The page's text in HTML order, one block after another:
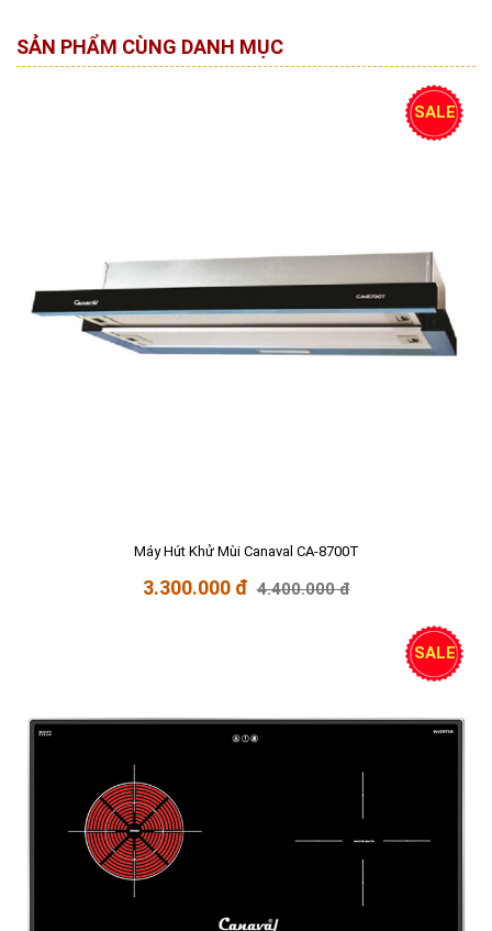
SẢN PHẨM CÙNG DANH MỤC
SALE
Máy Hút Khử Mùi Canaval CA-8700T
3.300.000 đ 4.400.000 đ
SALE